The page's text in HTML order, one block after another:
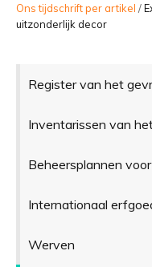
BELEVEN
Ons tijdschrift per artikel /
uitzonderlijk decor
Register van het
Inventarissen van
Beheersplannen
Internationaal
Werven